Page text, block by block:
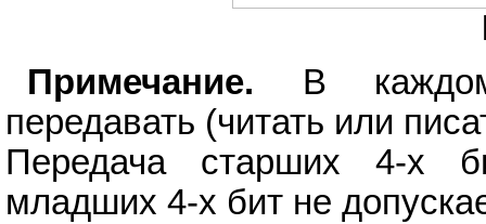
Примечание. В каждом
передавать (читать или
Передача старших 4-х
младших 4-х бит не